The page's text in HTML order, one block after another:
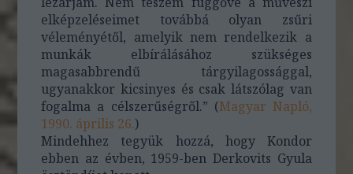
elképzeléseimet továbbá olyan zsűri
véleményétől, amelyik nem rendelkezik a
munkák elbírálásához szükséges
magasabbrendű tárgyilagossággal,
ugyanakkor kicsinyes és csak látszólag van
fogalma a célszerűségről.” (Magyar Napló,
1990. április 26.)
Mindehhez tegyük hozzá, hogy Kondor
ebben az évben, 1959-ben Derkovits Gyula